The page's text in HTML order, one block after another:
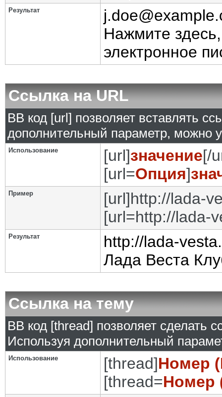
Результат
Нажмите
электронное
Ссылка на URL
BB код [url] позволяет вставлять
дополнительный параметр, можно
Использование [url]значение[/
[url=Опция]
Пример
[url]http://lada-
[url=http://lada-
Результат
http://lada-
Лада Веста
Ссылка на тему
BB код [thread] позволяет сделать
Используя дополнительный
Использование [thread]Номер
[thread=Номер